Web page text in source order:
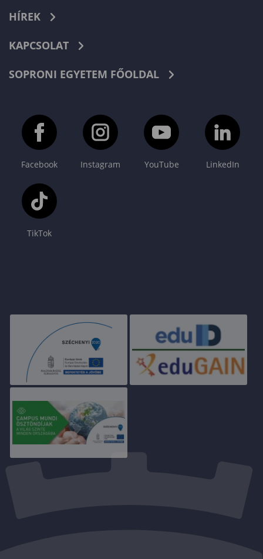
HÍREK
KAPCSOLAT
SOPRONI EGYETEM FŐOLDAL
Facebook Instagram YouTube LinkedIn
TikTok